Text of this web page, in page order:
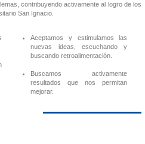
contribuyendo activamente al logro de los
San Ignacio.
Aceptamos y estimulamos las
nuevas ideas, escuchando y
buscando retroalimentación.
Buscamos activamente
resultados que nos permitan
mejorar.